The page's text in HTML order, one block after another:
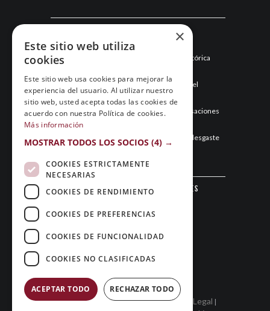
Esneca Fraga junio 2026: una temporada histórica
Mayo de 2026: el mes que hizo historia para el
Esneca Fraga
Abril de 2026: el Esneca Fraga recupera sensaciones
y asegura el segundo puesto
Marzo de 2026: el Esneca Fraga gestiona el desgaste
Sigue al Club Patín Fraga en las redes
Copyright © 2026 Club Patín FragaAviso Legal |
×
Este sitio web utiliza
cookies
Este sitio web usa cookies para mejorar la
experiencia del usuario. Al utilizar nuestro
sitio web, usted acepta todas las cookies de
acuerdo con nuestra Política de cookies.
Más información
MOSTRAR TODOS LOS SOCIOS (4) →
COOKIES ESTRICTAMENTE
NECESARIAS
COOKIES DE RENDIMIENTO
COOKIES DE PREFERENCIAS
COOKIES DE FUNCIONALIDAD
COOKIES NO CLASIFICADAS
ACEPTAR TODO RECHAZAR TODO